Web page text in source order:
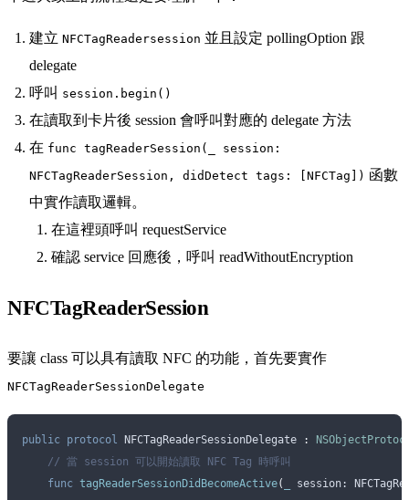
建立 NFCTagReadersession 並且設定 pollingOption 跟
delegate
呼叫 session.begin()
在讀取到卡片後 session 會呼叫對應的 delegate 方法
在 func tagReaderSession(_ session:
NFCTagReaderSession, didDetect tags: [NFCTag]) 函數
中實作讀取邏輯。
在這裡頭呼叫 requestService
確認 service 回應後，呼叫 readWithoutEncryption
NFCTagReaderSession
要讓 class 可以具有讀取 NFC 的功能，首先要實作
NFCTagReaderSessionDelegate
public protocol NFCTagReaderSessionDelegate :
    // 當 session 可以開始讀取 NFC Tag 時呼叫
    func
tagReaderSessionDidBecomeActive( session: